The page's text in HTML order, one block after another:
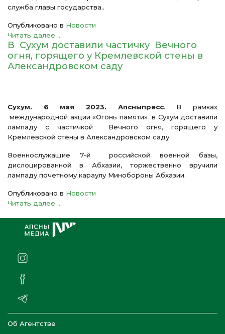
служба главы государства..
Опубликовано в Новости
Читать далее ...
В Сухум доставили частичку Вечного
огня, горящего у Кремлевской стены в
Александровском саду
Сухум. 6 мая 2023. Апсныпресс. В рамках
международной акции «Огонь памяти» в Сухум доставили
лампаду с частичкой Вечного огня, горящего у
Кремлевской стены в Александровском саду.
Военнослужащие 7-й российской военной базы,
дислоцированной в Абхазии, торжественно вручили
лампаду почетному караулу Минобороны Абхазии.
Опубликовано в Новости
Читать далее ...
Об Агентстве